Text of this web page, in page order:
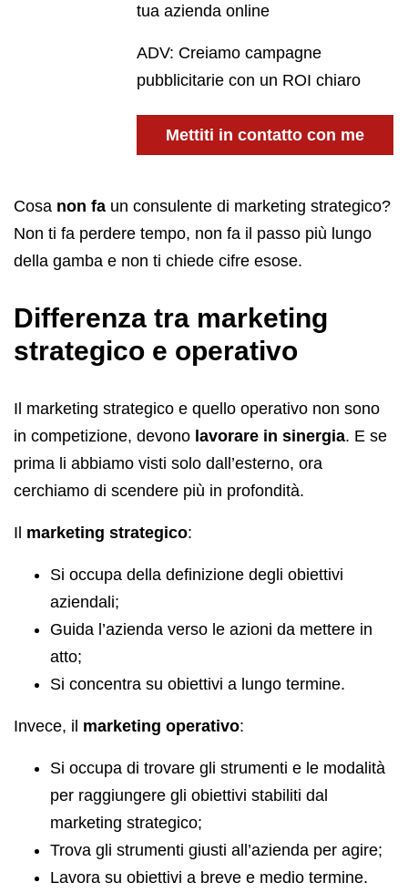
tua azienda online
ADV: Creiamo campagne
pubblicitarie con un ROI chiaro
Mettiti in contatto con me
Cosa non fa un consulente di marketing strategico?
Non ti fa perdere tempo, non fa il passo più lungo
della gamba e non ti chiede cifre esose.
Differenza tra marketing
strategico e operativo
Il marketing strategico e quello operativo non sono
in competizione, devono lavorare in sinergia. E se
prima li abbiamo visti solo dall’esterno, ora
cerchiamo di scendere più in profondità.
Il marketing strategico:
Si occupa della definizione degli obiettivi
aziendali;
Guida l’azienda verso le azioni da mettere in
atto;
Si concentra su obiettivi a lungo termine.
Invece, il marketing operativo:
Si occupa di trovare gli strumenti e le modalità
per raggiungere gli obiettivi stabiliti dal
marketing strategico;
Trova gli strumenti giusti all’azienda per agire;
Lavora su obiettivi a breve e medio termine.